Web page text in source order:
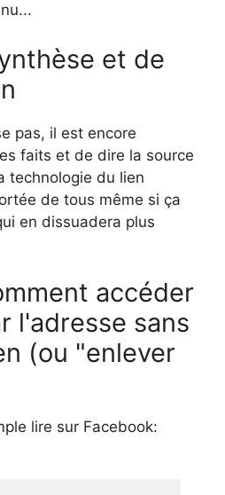
et de
pas, il est encore
faits et de dire la source
technologie du lien
de tous même si ça
en dissuadera plus
accéder
l'adresse sans
(ou "enlever
lire sur Facebook: